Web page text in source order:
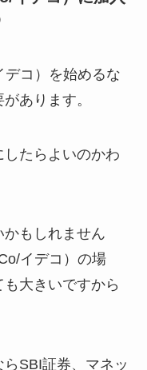
コ）を始めるな
あります。
したらよいのかわ
もしれません
イデコ）の場
大きいですから
SBI証券、マネッ